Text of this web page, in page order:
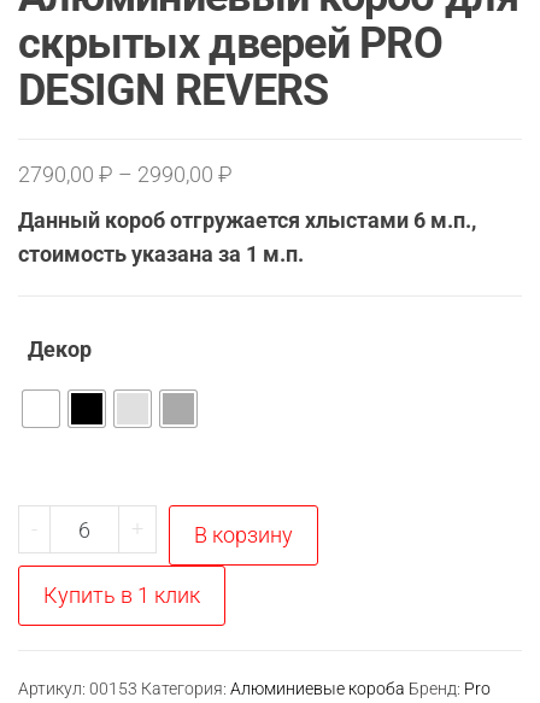
скрытых дверей PRO
DESIGN REVERS
2790,00 ₽ – 2990,00 ₽
2790,00 ₽
Данный короб отгружается хлыстами 6 м.п.,
стоимость указана за 1 м.п.
Декор
-
Количество
товара
Алюминиевый
короб
скрытых
+ В корзину
Купить в 1 клик
Артикул: 00153 Категория: Алюминиевые короба Бренд: Pro